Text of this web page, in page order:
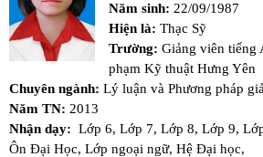
Năm sinh: 22/09/1987
Hiện là: Thạc Sỹ
Trường: Giảng viên tiếng
phạm Kỹ thuật Hưng Yên
Chuyên ngành: Lý luận và Phương pháp
Năm TN: 2013
Nhận dạy: Lớp 6, Lớp 7, Lớp 8, Lớp 9,
Ôn Đại Học, Lớp ngoại ngữ, Hệ Đại học,